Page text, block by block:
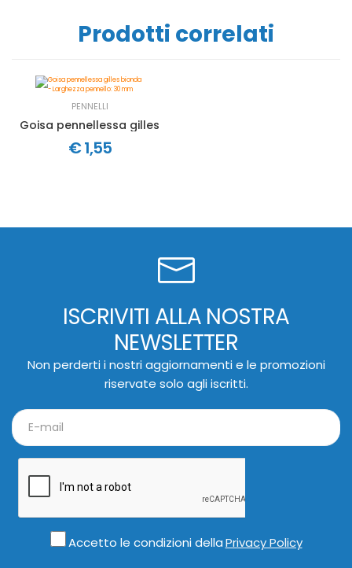
Prodotti correlati
PENNELLI
Goisa pennellessa gilles bionda - Larghezza pennello: 30
€ 1,55
ISCRIVITI ALLA NOSTRA
NEWSLETTER
Non perderti i nostri aggiornamenti e le promozioni
riservate solo agli iscritti.
Accetto le condizioni dellaPrivacy Policy